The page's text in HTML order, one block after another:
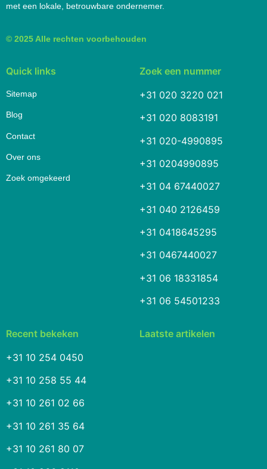
met een lokale, betrouwbare ondernemer.
© 2025 Alle rechten voorbehouden
Quick links
Sitemap
Blog
Contact
Over ons
Zoek omgekeerd
Zoek een nummer
+31 020 3220 021
+31 020 8083191
+31 020-4990895
+31 0204990895
+31 04 67440027
+31 040 2126459
+31 0418645295
+31 0467440027
+31 06 18331854
+31 06 54501233
Recent bekeken
+31 10 254 0450
+31 10 258 55 44
+31 10 261 02 66
+31 10 261 35 64
+31 10 261 80 07
Laatste artikelen